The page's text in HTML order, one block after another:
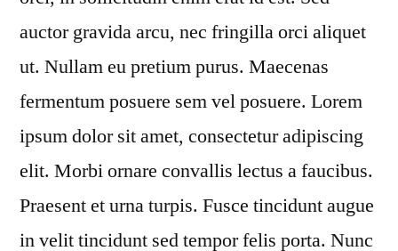
auctor gravida arcu, nec fringilla orci aliquet
ut. Nullam eu pretium purus. Maecenas
fermentum posuere sem vel posuere. Lorem
ipsum dolor sit amet, consectetur adipiscing
elit. Morbi ornare convallis lectus a faucibus.
Praesent et urna turpis. Fusce tincidunt augue
in velit tincidunt sed tempor felis porta. Nunc